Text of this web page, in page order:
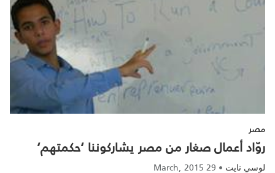
مصر
روّاد أعمال صغار من مصر يشاركوننا ‘حكمتهم‘‎
لوسي نايت •
29 March, 2015